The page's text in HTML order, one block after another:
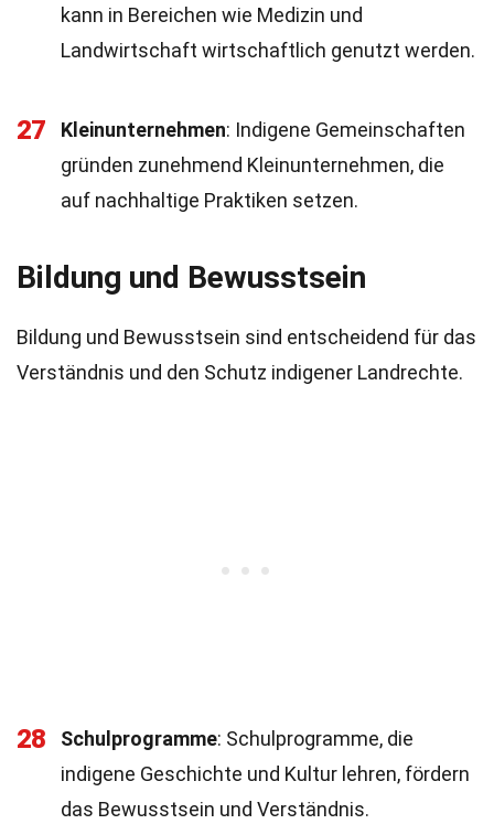
kann in Bereichen wie Medizin und
Landwirtschaft wirtschaftlich genutzt werden.
27 Kleinunternehmen: Indigene Gemeinschaften
gründen zunehmend Kleinunternehmen, die
auf nachhaltige Praktiken setzen.
Bildung und Bewusstsein
Bildung und Bewusstsein sind entscheidend für das
Verständnis und den Schutz indigener Landrechte.
28 Schulprogramme: Schulprogramme, die
indigene Geschichte und Kultur lehren, fördern
das Bewusstsein und Verständnis.